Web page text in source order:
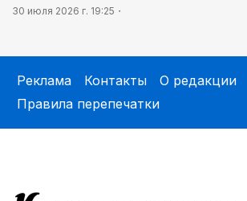
30 июля 2026 г. 19:25
Реклама Контакты
О редакции
Правила перепечатки